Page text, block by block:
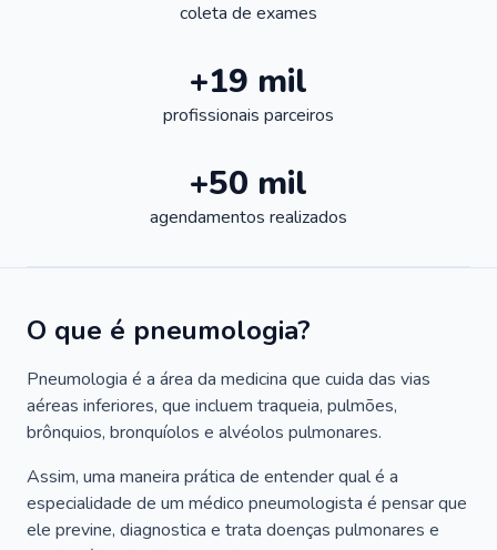
coleta de exames
+19 mil
profissionais parceiros
+50 mil
agendamentos realizados
O que é pneumologia?
Pneumologia é a área da medicina que cuida das vias
aéreas inferiores, que incluem traqueia, pulmões,
brônquios, bronquíolos e alvéolos pulmonares.
Assim, uma maneira prática de entender qual é a
especialidade de um médico pneumologista é pensar que
ele previne, diagnostica e trata doenças pulmonares e